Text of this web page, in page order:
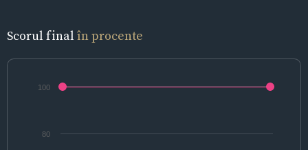
Scorul final în procente
80
100